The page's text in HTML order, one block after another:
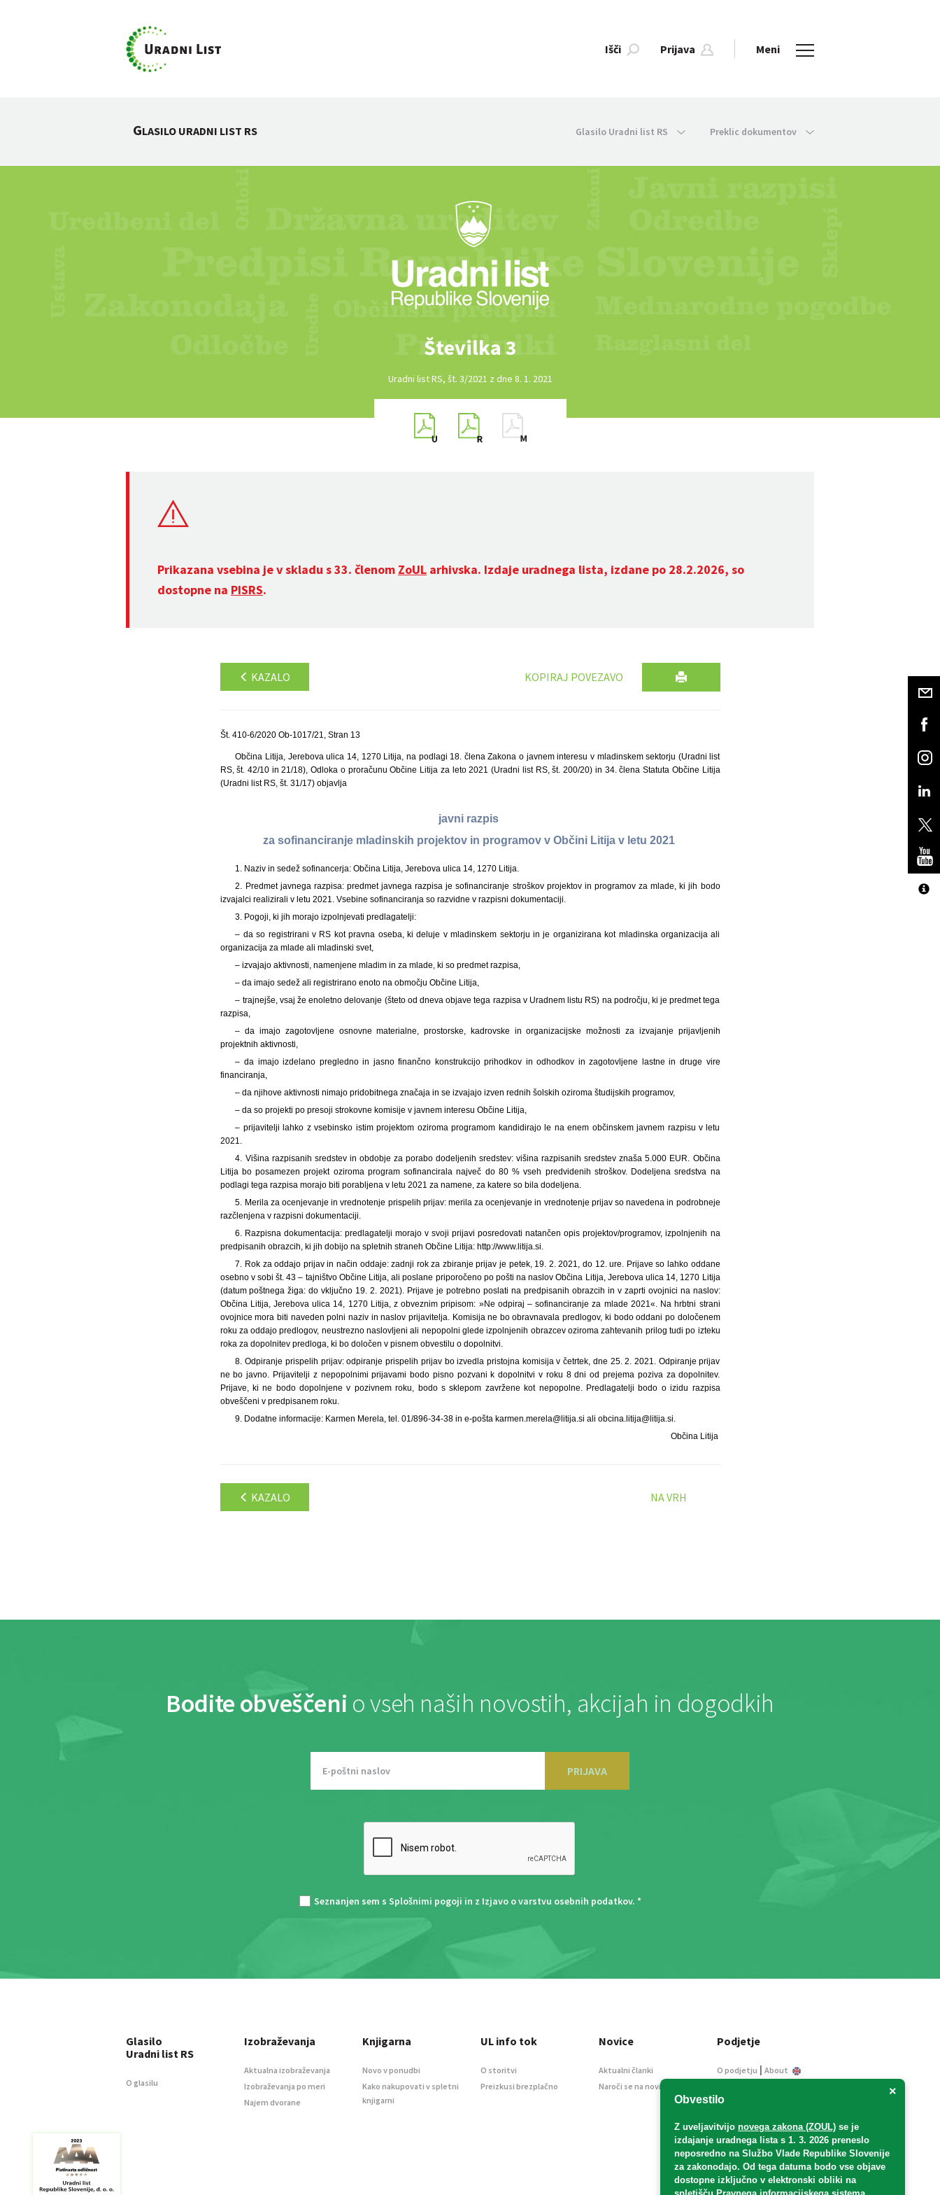
Išči Prijava Meni
GLASILO URADNI LIST RS Glasilo Uradni list RS Preklic dokumentov
Številka 3
Uradni list RS, št. 3/2021 z dne 8. 1. 2021
Prikazana vsebina je v skladu s 33. členom ZoUL arhivska. Izdaje uradnega lista, izdane po 28.2.2026, so
dostopne na PISRS.
KAZALO KOPIRAJ POVEZAVO
Št. 410-6/2020 Ob-1017/21, Stran 13
Občina Litija, Jerebova ulica 14, 1270 Litija, na podlagi 18. člena Zakona o javnem interesu v mladinskem sektorju (Uradni list
RS, št. 42/10 in 21/18), Odloka o proračunu Občine Litija za leto 2021 (Uradni list RS, št. 200/20) in 34. člena Statuta Občine Litija
(Uradni list RS, št. 31/17) objavlja
javni razpis
za sofinanciranje mladinskih projektov in programov v Občini Litija v letu 2021
1. Naziv in sedež sofinancerja: Občina Litija, Jerebova ulica 14, 1270 Litija.
2. Predmet javnega razpisa: predmet javnega razpisa je sofinanciranje stroškov projektov in programov za mlade, ki jih bodo
izvajalci realizirali v letu 2021. Vsebine sofinanciranja so razvidne v razpisni dokumentaciji.
3. Pogoji, ki jih morajo izpolnjevati predlagatelji:
– da so registrirani v RS kot pravna oseba, ki deluje v mladinskem sektorju in je organizirana kot mladinska organizacija ali
organizacija za mlade ali mladinski svet,
– izvajajo aktivnosti, namenjene mladim in za mlade, ki so predmet razpisa,
– da imajo sedež ali registrirano enoto na območju Občine Litija,
– trajnejše, vsaj že enoletno delovanje (šteto od dneva objave tega razpisa v Uradnem listu RS) na področju, ki je predmet tega
razpisa,
– da imajo zagotovljene osnovne materialne, prostorske, kadrovske in organizacijske možnosti za izvajanje prijavljenih
projektnih aktivnosti,
– da imajo izdelano pregledno in jasno finančno konstrukcijo prihodkov in odhodkov in zagotovljene lastne in druge vire
financiranja,
– da njihove aktivnosti nimajo pridobitnega značaja in se izvajajo izven rednih šolskih oziroma študijskih programov,
– da so projekti po presoji strokovne komisije v javnem interesu Občine Litija,
– prijavitelji lahko z vsebinsko istim projektom oziroma programom kandidirajo le na enem občinskem javnem razpisu v letu
2021.
4. Višina razpisanih sredstev in obdobje za porabo dodeljenih sredstev: višina razpisanih sredstev znaša 5.000 EUR. Občina
Litija bo posamezen projekt oziroma program sofinancirala največ do 80 % vseh predvidenih stroškov. Dodeljena sredstva na
podlagi tega razpisa morajo biti porabljena v letu 2021 za namene, za katere so bila dodeljena.
5. Merila za ocenjevanje in vrednotenje prispelih prijav: merila za ocenjevanje in vrednotenje prijav so navedena in podrobneje
razčlenjena v razpisni dokumentaciji.
6. Razpisna dokumentacija: predlagatelji morajo v svoji prijavi posredovati natančen opis projektov/programov, izpolnjenih na
predpisanih obrazcih, ki jih dobijo na spletnih straneh Občine Litija: http://www.litija.si.
7. Rok za oddajo prijav in način oddaje: zadnji rok za zbiranje prijav je petek, 19. 2. 2021, do 12. ure. Prijave so lahko oddane
osebno v sobi št. 43 – tajništvo Občine Litija, ali poslane priporočeno po pošti na naslov Občina Litija, Jerebova ulica 14, 1270 Litija
(datum poštnega žiga: do vključno 19. 2. 2021). Prijave je potrebno poslati na predpisanih obrazcih in v zaprti ovojnici na naslov:
Občina Litija, Jerebova ulica 14, 1270 Litija, z obveznim pripisom: »Ne odpiraj – sofinanciranje za mlade 2021«. Na hrbtni strani
ovojnice mora biti naveden polni naziv in naslov prijavitelja. Komisija ne bo obravnavala predlogov, ki bodo oddani po določenem
roku za oddajo predlogov, neustrezno naslovljeni ali nepopolni glede izpolnjenih obrazcev oziroma zahtevanih prilog tudi po izteku
roka za dopolnitev predloga, ki bo določen v pisnem obvestilu o dopolnitvi.
8. Odpiranje prispelih prijav: odpiranje prispelih prijav bo izvedla pristojna komisija v četrtek, dne 25. 2. 2021. Odpiranje prijav
ne bo javno. Prijavitelji z nepopolnimi prijavami bodo pisno pozvani k dopolnitvi v roku 8 dni od prejema poziva za dopolnitev.
Prijave, ki ne bodo dopolnjene v pozivnem roku, bodo s sklepom zavržene kot nepopolne. Predlagatelji bodo o izidu razpisa
obveščeni v predpisanem roku.
9. Dodatne informacije: Karmen Merela, tel. 01/896-34-38 in e-pošta karmen.merela@litija.si ali obcina.litija@litija.si.
Občina Litija
KAZALO NA VRH
Bodite obveščeni o vseh naših novostih, akcijah in dogodkih
PRIJAVA
Seznanjen sem s Splošnimi pogoji in z Izjavo o varstvu osebnih podatkov. *
×
Obvestilo
Z uveljavitvijo novega zakona (ZOUL) se je
izdajanje uradnega lista s 1. 3. 2026 preneslo
neposredno na Službo Vlade Republike Slovenije
za zakonodajo. Od tega datuma bodo vse objave
dostopne izključno v elektronski obliki na
Glasilo
Uradni list RS
O glasilu
Izobraževanja
Aktualna izobraževanja
Izobraževanja po meri
Najem dvorane
Knjigarna
Novo v ponudbi
Kako nakupovati v spletni
knjigarni
UL info tok
O storitvi
Preizkusi brezplačno
Novice
Aktualni članki
Naroči se na novice
Podjetje
O podjetju | About
Informacije javnega
Oglaševanje
Splošni pogoji
Izjava o varstvu osebnih
podatkov